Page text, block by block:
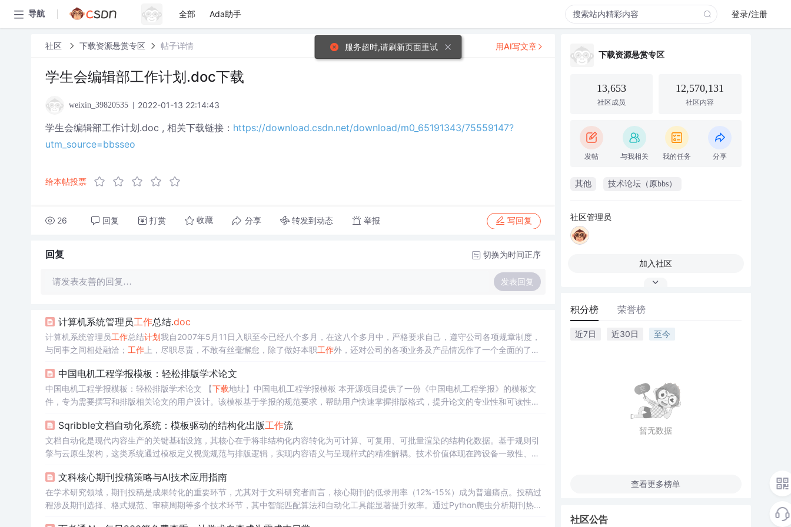
导航 全部 Ada助手 登录/注册
社区 下载资源悬赏专区 帖子详情
学生会编辑部工作计划.doc下载
weixin_39820535 2022-01-13 22:14:43
学生会编辑部工作计划.doc , 相关下载链接： https://download.csdn.net/download/m0_65191343/75559147?
utm_source=bbsseo
给本帖投票
26 回复 打赏 收藏 分享 转发到动态 举报 写回复
用AI写文章
回复 切换为时间正序
请发表友善的回复… 发表回复
计算机系统管理员工作总结.doc
计算机系统管理员工作总结计划我自2007年5月11日入职至今已经八个多月，在这八个多月中，严格要求自己，遵守公司各项规章制度，
与同事之间相处融洽； 工作上，尽职尽责，不敢有丝毫懈怠，除了做好本职工作外，还对公司的各项业务及产品情况作了一个全面的了
源》刊物的撰稿及编辑工作， 其三
中国电机工程学报模板：轻松排版学术论文
中国电机工程学报模板：轻松排版学术论文 【下载地址】中国电机工程学报模板 本开源项目提供了一份《中国电机工程学报》的模板文
件，专为需要撰写和排版相关论文的用户设计。该模板基于学报的规范要求，帮助用户快速掌握排版格式，提升论文的专业性和可读性。
Sqribble文档自动化系统：模板驱动的结构化出版工作流
文档自动化是现代内容生产的关键基础设施，其核心在于将非结构化内容转化为可计算、可复用、可批量渲染的结构化数据。基于规则引
擎与云原生架构，这类系统通过模板定义视觉规范与排版逻辑，实现内容语义与呈现样式的精准解耦。技术价值体现在跨设备一致性、版
和结构化内容为双支柱，构建起面向市场、培训与技术文档团队的轻量级文档操作系统。
文科核心期刊投稿策略与AI技术应用指南
在学术研究领域，期刊投稿是成果转化的重要环节，尤其对于文科研究者而言，核心期刊的低录用率（12%-15%）成为普遍痛点。投稿过
程涉及期刊选择、格式规范、审稿周期等多个技术环节，其中智能匹配算法和自动化工具能显著提升效率。通过Python爬虫分析期刊热
下载资源悬赏专区
13,653
社区成员
12,570,131
社区内容
发帖 与我相关 我的任务 分享
其他 技术论坛（原bbs）
社区管理员
加入社区
积分榜 荣誉榜
近7日 近30日 至今
暂无数据
查看更多榜单
社区公告
服务超时,请刷新页面重试